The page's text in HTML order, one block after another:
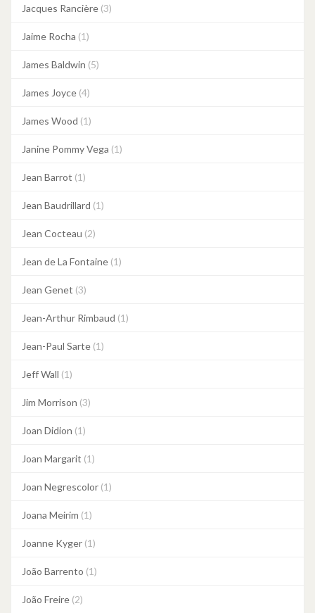
Jacques Rancière (3)
Jaime Rocha (1)
James Baldwin (5)
James Joyce (4)
James Wood (1)
Janine Pommy Vega (1)
Jean Barrot (1)
Jean Baudrillard (1)
Jean Cocteau (2)
Jean de La Fontaine (1)
Jean Genet (3)
Jean-Arthur Rimbaud (1)
Jean-Paul Sarte (1)
Jeff Wall (1)
Jim Morrison (3)
Joan Didion (1)
Joan Margarit (1)
Joan Negrescolor (1)
Joana Meirim (1)
Joanne Kyger (1)
João Barrento (1)
João Freire (2)